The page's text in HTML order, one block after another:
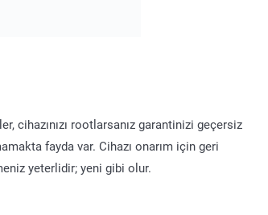
cihazınızı rootlarsanız garantinizi geçersiz
fayda var. Cihazı onarım için geri
yeterlidir; yeni gibi olur.